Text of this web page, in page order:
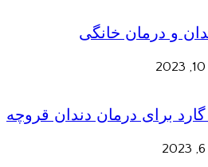
و درمان خانگی
گارد برای درمان دندان قروچه